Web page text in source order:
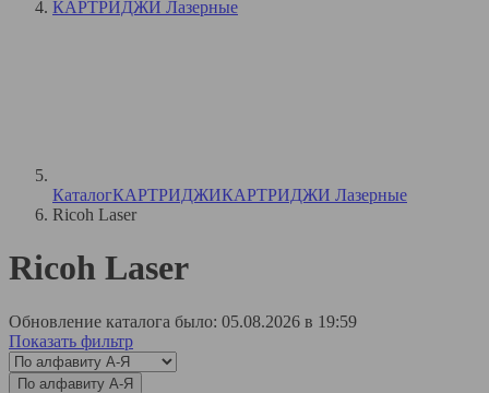
КАРТРИДЖИ Лазерные
КаталогКАРТРИДЖИКАРТРИДЖИ Лазерные
Ricoh Laser
Ricoh Laser
Обновление каталога было: 05.08.2026 в 19:59
Показать фильтр
По алфавиту А-Я